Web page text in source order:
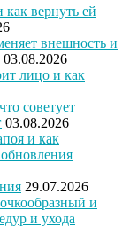
как вернуть ей
внешность и
03.08.2026
лицо и как
советует
03.08.2026
и как
обновления
29.07.2026
и
и ухода